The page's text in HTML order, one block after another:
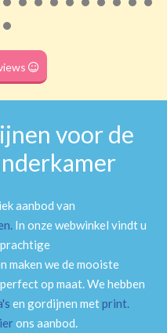
voor de
aanbod van
. In onze webwinkel vindt u
we de mooiste
op maat. We hebben
en gordijnen metprint.
ons aanbod.